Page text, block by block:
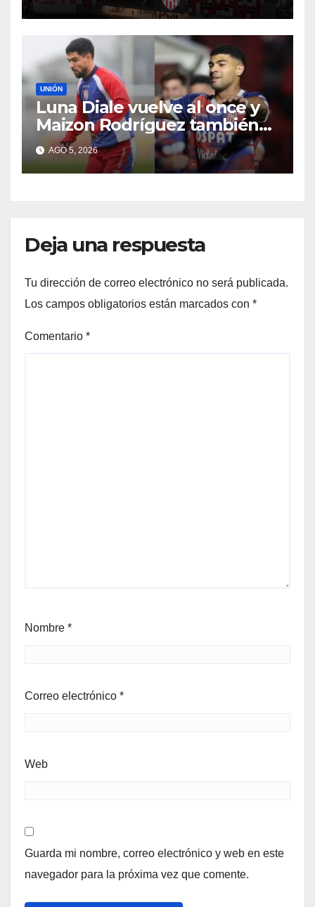
minuto a minuto
UNIÓN
Luna Diale vuelve al once y
Maizon Rodríguez también
sería titular
AGO 5, 2026
Deja una respuesta
Tu dirección de correo electrónico no será publicada.
Los campos obligatorios están marcados con *
Comentario *
Nombre *
Correo electrónico *
Web
Guarda mi nombre, correo electrónico y web en este
navegador para la próxima vez que comente.